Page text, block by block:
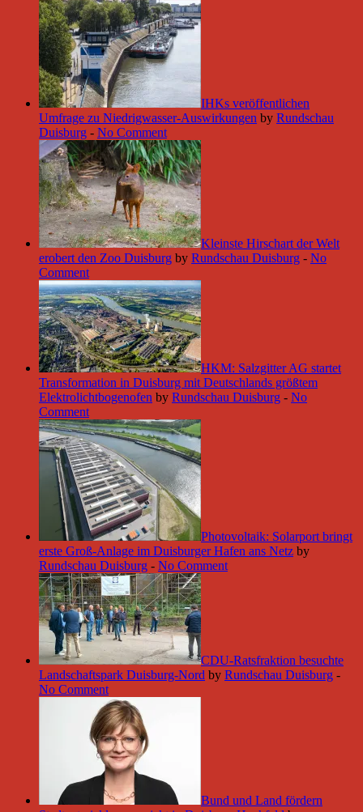
IHKs veröffentlichen
Umfrage zu Niedrigwasser-Auswirkungen by Rundschau
Duisburg - No Comment
Kleinste Hirschart der Welt
erobert den Zoo Duisburg by Rundschau Duisburg - No
Comment
HKM: Salzgitter AG startet
Transformation in Duisburg mit Deutschlands größtem
Elektrolichtbogenofen by Rundschau Duisburg - No
Comment
Photovoltaik: Solarport bringt
erste Groß-Anlage im Duisburger Hafen ans Netz by
Rundschau Duisburg - No Comment
CDU-Ratsfraktion besuchte
Landschaftspark Duisburg-Nord by Rundschau Duisburg -
No Comment
Bund und Land fördern